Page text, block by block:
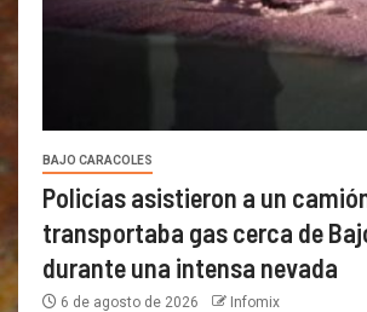
BAJO CARACOLES
Policías asistieron a un
transportaba gas cerca de
durante una intensa nevada
6 de agosto de 2026 Infomix